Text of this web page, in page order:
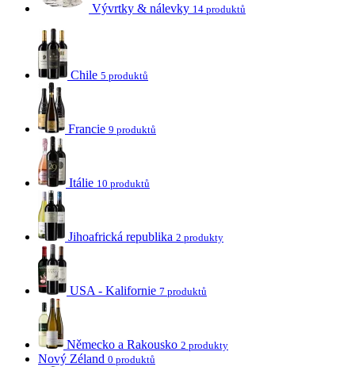
Vývrtky & nálevky 14 produktů
Chile 5 produktů
Francie 9 produktů
Itálie 10 produktů
Jihoafrická republika 2 produkty
USA - Kalifornie 7 produktů
Německo a Rakousko 2 produkty
Nový Zéland 0 produktů